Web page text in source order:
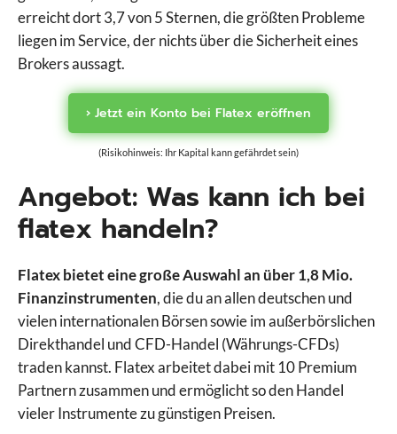
erreicht dort 3,7 von 5 Sternen, die größten Probleme
liegen im Service, der nichts über die Sicherheit eines
Brokers aussagt.
› Jetzt ein Konto bei Flatex eröffnen
(Risikohinweis: Ihr Kapital kann gefährdet sein)
Angebot: Was kann ich bei
flatex handeln?
Flatex bietet eine große Auswahl an über 1,8 Mio.
Finanzinstrumenten, die du an allen deutschen und
vielen internationalen Börsen sowie im außerbörslichen
Direkthandel und CFD-Handel (Währungs-CFDs)
traden kannst. Flatex arbeitet dabei mit 10 Premium
Partnern zusammen und ermöglicht so den Handel
vieler Instrumente zu günstigen Preisen.